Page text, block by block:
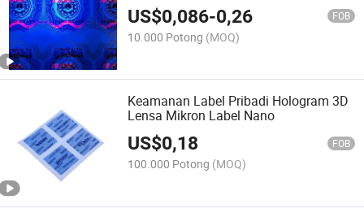
US$0,086-0,26 FOB
10.000 Potong (MOQ)
Keamanan Label Pribadi Hologram 3D
Lensa Mikron Label Nano
US$0,18 FOB
100.000 Potong (MOQ)